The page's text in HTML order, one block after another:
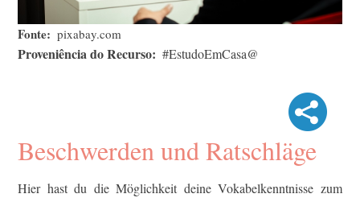
Fonte pixabay.com
Proveniência do Recurso #EstudoEmCasa@
Beschwerden und Ratschläge
Hier hast du die Möglichkeit deine Vokabelkenntnisse zum